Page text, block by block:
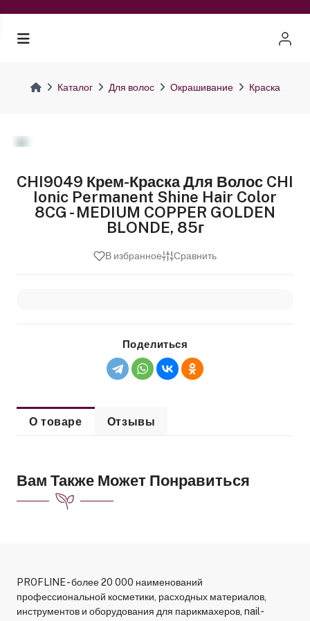
Каталог Для волос Окрашивание Краска
CHI9049 Крем-Краска Для Волос CHI
Ionic Permanent Shine Hair Color
8CG - MEDIUM COPPER GOLDEN
BLONDE, 85г
В избранное Сравнить
Поделиться
О товаре Отзывы
Вам Также Может Понравиться
PROFLINE - более 20 000 наименований
профессиональной косметики, расходных материалов,
инструментов и оборудования для парикмахеров, nail-